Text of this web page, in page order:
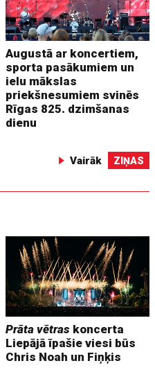
Augustā ar koncertiem,
sporta pasākumiem un
ielu mākslas
priekšnesumiem svinēs
Rīgas 825. dzimšanas
dienu
Vairāk ZIŅAS
Prāta vētras koncerta
Liepājā īpašie viesi būs
Chris Noah un Fiņķis